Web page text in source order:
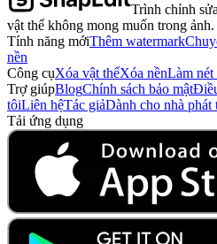
Trình chỉnh
vật thể không mong muốn trong ảnh.
Tính năng mớiThêm watermark
nền
Công cụXóa vật thểXóa nềnLàm nét
Trợ giúpBlogChính sách bảo mật
tôiLiên hệTác giảDành cho nhà phát
Tải ứng dụng